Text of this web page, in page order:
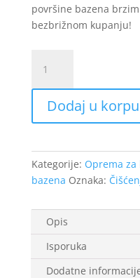
površine bazena
bezbrižnom kupanju!
čišćenje
bazena
POOL
TOUCAN
količina
Dodaj u korpu
Kategorije: Oprema za
bazena Oznaka:
Opis
Isporuka
Dodatne